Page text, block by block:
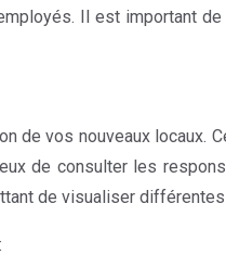
Il est important
de vos nouveaux
de consulter les
de visualiser